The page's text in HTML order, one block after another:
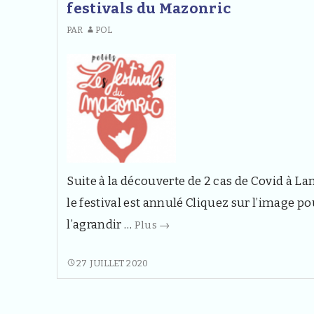
festivals du Mazonric
PAR POL
Suite à la découverte de 2 cas de Covid à
le festival est annulé Cliquez sur l’image
l’agrandir … Plus [Annulé
]Petits
→
[ANNULÉ
CAUSE
27 JUILLET 2020